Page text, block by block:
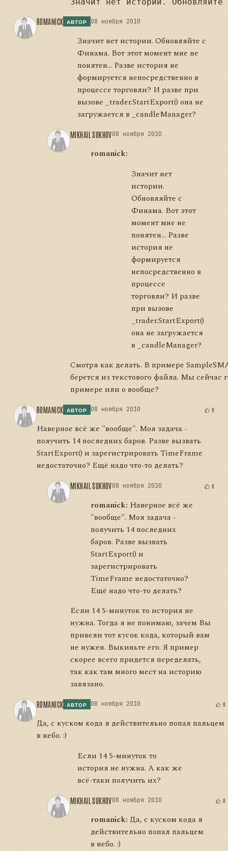
ROMANICK АВТОР 08 ноября 2010
Значит нет истории. Обновляйте с
Финама. Вот этот момент мне не
понятен... Разве история не
формируется непосредственно в
процессе торговли? И разве при
вызове _trader.StartExport() она не
загружается в _сandleManager?
MIKHAIL SUKHOV08 ноября 2010
romanick:
Значит нет
истории.
Обновляйте с
Финама. Вот этот
момент мне не
понятен... Разве
история не
формируется
непосредственно в
процессе
торговли? И разве
при вызове
_trader.StartExport()
она не загружается
в _сandleManager?
Смотря как делать. В примере
берется из текстового файла. Мы сейчас
примере или о вообще?
ROMANICK АВТОР 08 ноября 2010 0
Наверное всё же "вообще". Моя задача -
получить 14 последних баров. Разве вызвать
StartExport() и зарегистрировать TimeFrame
недостаточно? Ещё надо что-то делать?
MIKHAIL SUKHOV08 ноября 2010 0
romanick: Наверное всё же
"вообще". Моя задача -
получить 14 последних
баров. Разве вызвать
StartExport() и
зарегистрировать
TimeFrame недостаточно?
Ещё надо что-то делать?
Если 14 5-минуток то история не
нужна. Тогда я не понимаю, зачем Вы
привели тот кусок кода, который вам
не нужен. Выкиньте его. Я пример
скорее всего придется переделать,
так как там много мест на историю
завязано.
ROMANICK АВТОР 08 ноября 2010 0
Да, с куском кода я действительно попал пальцем
в небо. :)
Если 14 5-минуток то
история не нужна. А как же
всё-таки получить их?
MIKHAIL SUKHOV08 ноября 2010 0
romanick: Да, с куском кода я
действительно попал пальцем
в небо. :)